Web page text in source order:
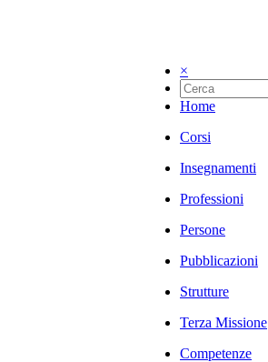
×
Home
Corsi
Insegnamenti
Professioni
Persone
Pubblicazioni
Strutture
Terza Missione
Competenze